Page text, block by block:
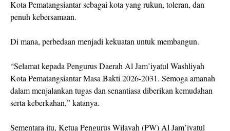
Kota Pematangsiantar sebagai kota yang rukun, toleran, dan
penuh kebersamaan.
Di mana, perbedaan menjadi kekuatan untuk membangun.
“Selamat kepada Pengurus Daerah Al Jam’iyatul Washliyah
Kota Pematangsiantar Masa Bakti 2026-2031. Semoga amanah
dalam menjalankan tugas dan senantiasa diberikan kemudahan
serta keberkahan,” katanya.
Sementara itu, Ketua Pengurus Wilayah (PW) Al Jam’iyatul